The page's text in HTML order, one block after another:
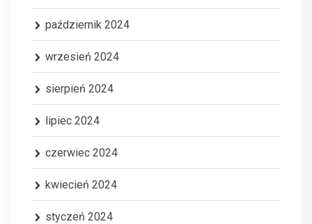
październik 2024
wrzesień 2024
sierpień 2024
lipiec 2024
czerwiec 2024
kwiecień 2024
styczeń 2024